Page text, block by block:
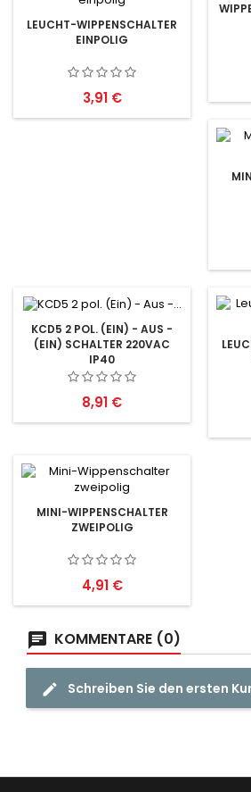
LEUCHT-WIPPENSCHALTER
EINPOLIG
Preis
3,91 €
KCD5 2 POL. (EIN) - AUS -
(EIN) SCHALTER 220VAC
IP40
Preis
8,91 €
MINI-WIPPENSCHALTER
ZWEIPOLIG
Preis
4,91 €
KOMMENTARE (0)
Schreiben Sie den ersten